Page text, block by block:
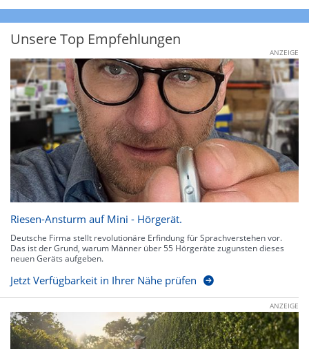
Unsere Top Empfehlungen
ANZEIGE
Riesen-Ansturm auf Mini - Hörgerät.
Deutsche Firma stellt revolutionäre Erfindung für Sprachverstehen vor.
Das ist der Grund, warum Männer über 55 Hörgeräte zugunsten dieses
neuen Geräts aufgeben.
Jetzt Verfügbarkeit in Ihrer Nähe prüfen
ANZEIGE